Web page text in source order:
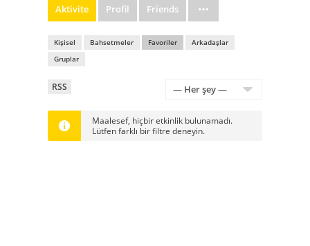
Aktivite Profil Friends
Kişisel Bahsetmeler Favoriler
Arkadaşlar
Gruplar
RSS
Maalesef, hiçbir etkinlik bulunamadı.
Lütfen farklı bir filtre deneyin.